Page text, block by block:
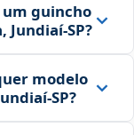
um guincho
modelo